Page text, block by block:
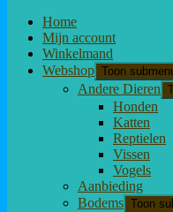
Home
Mijn account
Winkelmand
Webshop Toon
Andere Dieren
Honden
Katten
Reptielen
Vissen
Vogels
Aanbieding
Bodems Toon